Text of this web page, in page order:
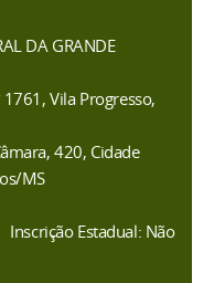
DA GRANDE
1761, Vila Progresso,
420, Cidade
MS
Inscrição Estadual: Não